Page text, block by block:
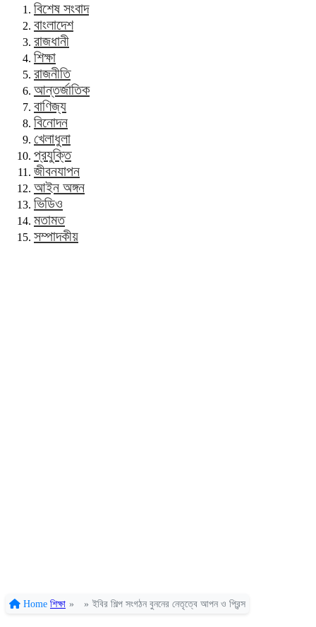
বিশেষ সংবাদ
বাংলাদেশ
রাজধানী
শিক্ষা
রাজনীতি
আন্তর্জাতিক
বাণিজ্য
বিনোদন
খেলাধুলা
প্রযুক্তি
জীবনযাপন
আইন অঙ্গন
ভিডিও
মতামত
সম্পাদকীয়
Home শিক্ষা » » ইবির শিল্প সংগঠন বুননের নেতৃত্বে আপন ও প্রিন্স